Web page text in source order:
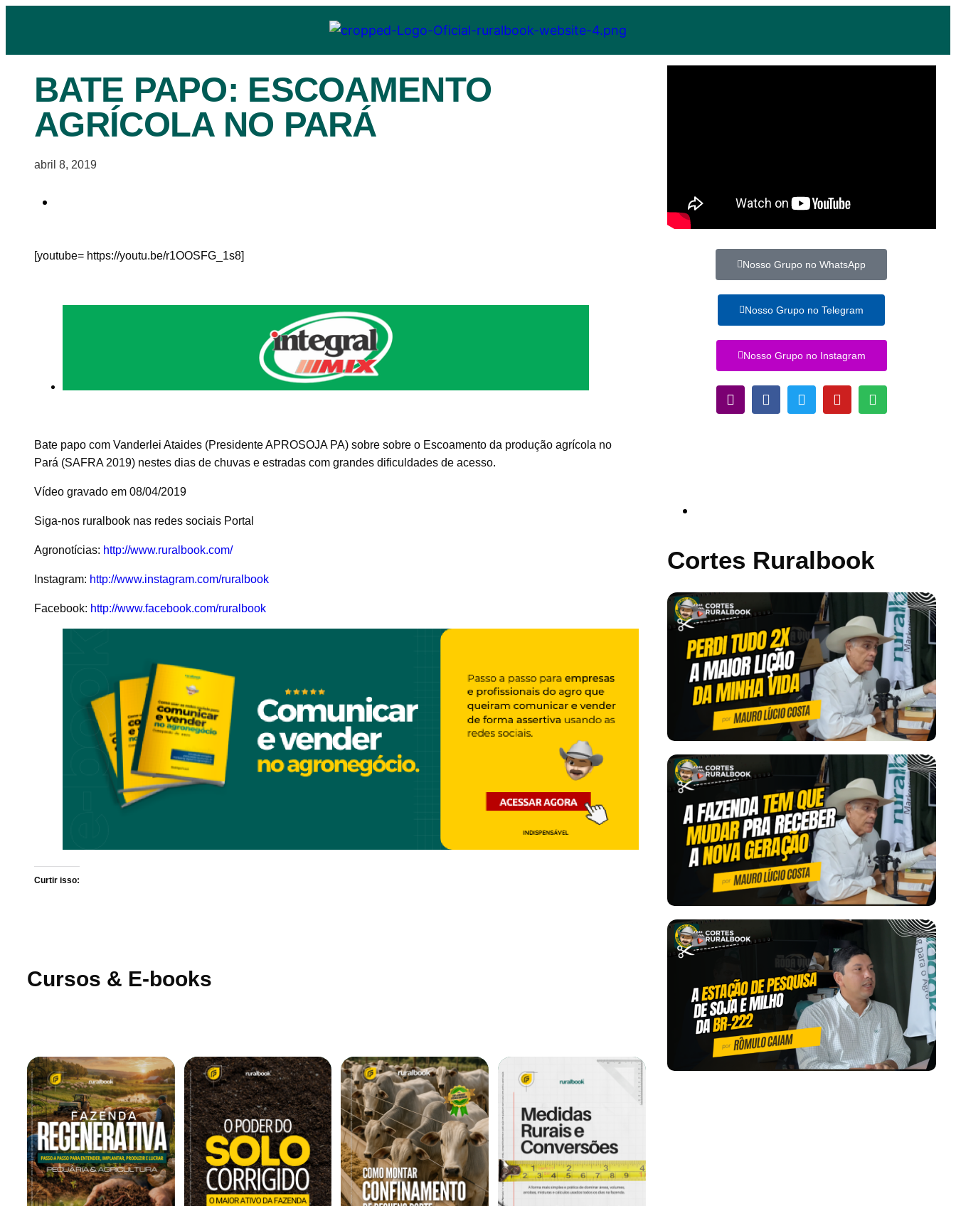
BATE PAPO: ESCOAMENTO
AGRÍCOLA NO PARÁ
abril 8, 2019
[youtube= https://youtu.be/r1OOSFG_1s8]
Bate papo com Vanderlei Ataides (Presidente APROSOJA PA) sobre sobre o Escoamento da produção agrícola no
Pará (SAFRA 2019) nestes dias de chuvas e estradas com grandes dificuldades de acesso.
Vídeo gravado em 08/04/2019
Siga-nos ruralbook nas redes sociais Portal
Agronotícias: http://www.ruralbook.com/
Instagram: http://www.instagram.com/ruralbook
Facebook: http://www.facebook.com/ruralbook
Curtir isso:
Cursos & E-books
Nosso Grupo no WhatsApp
Nosso Grupo no Telegram
Nosso Grupo no Instagram
Cortes Ruralbook